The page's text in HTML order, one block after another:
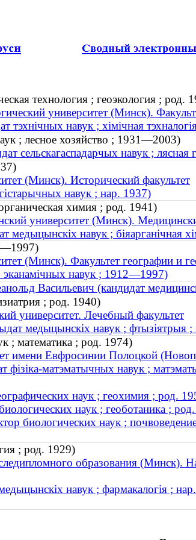
технология ; геоэкология ; род.
университет (Минск).
тэхнічных навук ; хімічная
; лесное хозяйство ; 1931—2003)
сельскагаспадарчых навук ;
(Минск). Исторический факультет
навук ; нар. 1937)
химия ; род. 1941)
университет (Минск).
медыцынскіх навук ; біяарганічная
(Минск). Факультет географии и
эканамічных навук ; 1912—1997)
Васильевич (кандидат
; род. 1940)
университет. Лечебный факультет
медыцынскіх навук ; фтызіятрыя
; математика ; род. 1974)
имени Евфросинии Полоцкой
матэматычных навук ;
наук ; геохимия ; род.
наук ; геоботаника ;
биологических наук ;
; род. 1929)
образования (Минск).
навук ; фармакалогія ;